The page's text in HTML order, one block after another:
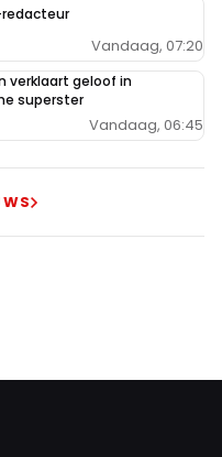
redacteur
Vandaag, 07:20
verklaart geloof in
superster
Vandaag, 06:45